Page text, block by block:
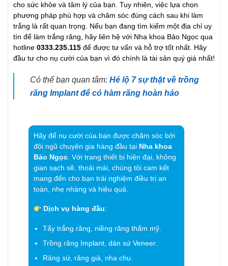
cho sức khỏe và tâm lý của bạn. Tuy nhiên, việc lựa chọn
phương pháp phù hợp và chăm sóc đúng cách sau khi làm
trắng là rất quan trọng. Nếu bạn đang tìm kiếm một địa chỉ uy
tín để làm trắng răng, hãy liên hệ với Nha khoa Bảo Ngọc qua
hotline 0333.235.115 để được tư vấn và hỗ trợ tốt nhất. Hãy
đầu tư cho nụ cười của bạn vì đó chính là tài sản quý giá nhất!
Có thể bạn quan tâm: Hé lộ 7 sự thật về trồng
răng Implant để có hàm răng hoàn hảo
Hãy để nụ cười của bạn được chăm sóc bởi
đội ngũ chuyên gia hàng đầu tại Nha khoa
Bảo Ngọc . Với trang thiết bị hiện đại, không
gian sạch sẽ, thoải mái, chúng tôi cam kết
mang đến cho bạn trải nghiệm điều trị an
toàn, nhẹ nhàng và hiệu quả.
Dịch vụ hàng đầu:
Tẩy trắng răng, niềng răng thẩm mỹ.
Trồng răng Implant, dán sứ Veneer.
Răng sứ, răng giả, nha chu.